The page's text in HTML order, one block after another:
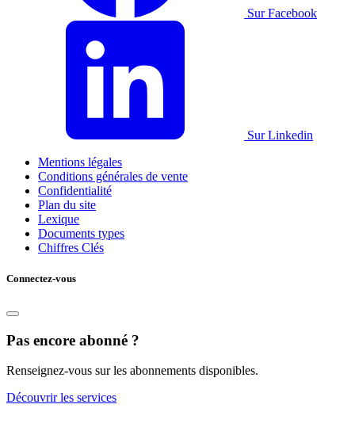
Sur Facebook
Sur Linkedin
Mentions légales
Conditions générales de vente
Confidentialité
Plan du site
Lexique
Documents types
Chiffres Clés
Connectez-vous
Pas encore abonné ?
Renseignez-vous sur les abonnements disponibles.
Découvrir les services